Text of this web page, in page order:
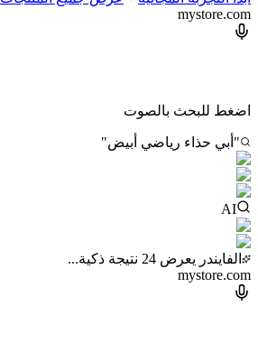
mystore.com
اضغط للبحث بالصوت
"أبي حذاء رياضي أبيض"
AI
الفايندر يعرض 24 نتيجة ذكية...
mystore.com